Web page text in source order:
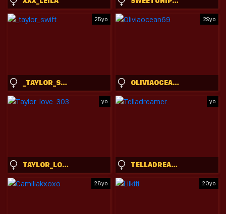
25yo
_TAYLOR_SWIFT
29yo
OLIVIAOCEAN69
yo
TAYLOR_LOVE_303
yo
TELLADREAMER_
28yo 20yo